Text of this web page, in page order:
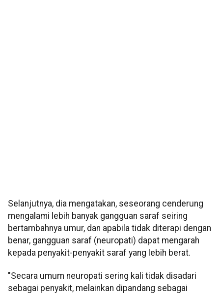
Selanjutnya, dia mengatakan, seseorang cenderung
mengalami lebih banyak gangguan saraf seiring
bertambahnya umur, dan apabila tidak diterapi dengan
benar, gangguan saraf (neuropati) dapat mengarah
kepada penyakit-penyakit saraf yang lebih berat.
"Secara umum neuropati sering kali tidak disadari
sebagai penyakit, melainkan dipandang sebagai